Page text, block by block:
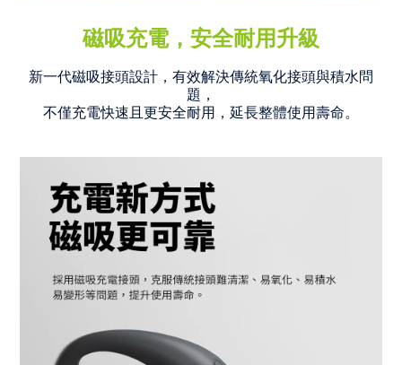
磁吸充電，安全耐用升級
新一代磁吸接頭設計，有效解決傳統氧化接頭與積水問
題，
不僅充電快速且更安全耐用，延長整體使用壽命。